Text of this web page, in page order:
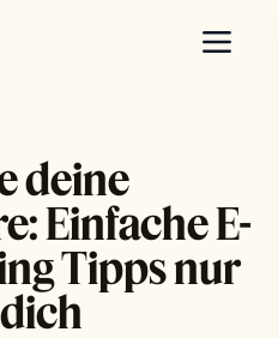
deine
Einfache E-
Tipps nur